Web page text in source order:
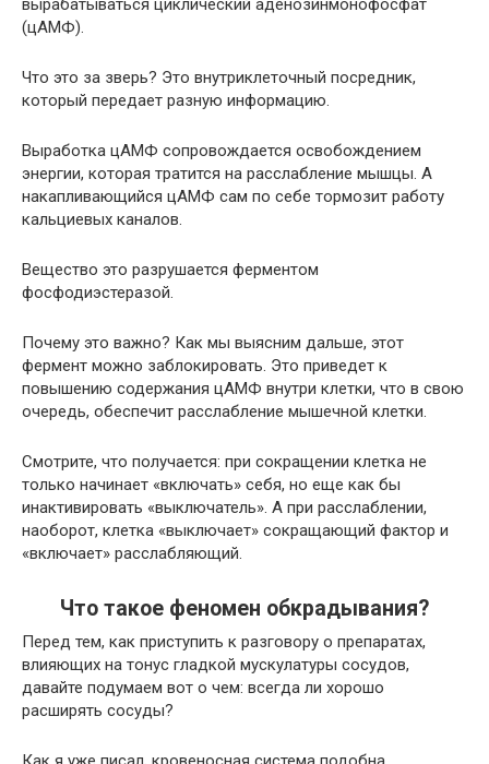
вырабатываться циклический аденозинмонофосфат
(цАМФ).
Что это за зверь? Это внутриклеточный посредник,
который передает разную информацию.
Выработка цАМФ сопровождается освобождением
энергии, которая тратится на расслабление мышцы. А
накапливающийся цАМФ сам по себе тормозит работу
кальциевых каналов.
Вещество это разрушается ферментом
фосфодиэстеразой.
Почему это важно? Как мы выясним дальше, этот
фермент можно заблокировать. Это приведет к
повышению содержания цАМФ внутри клетки, что в свою
очередь, обеспечит расслабление мышечной клетки.
Смотрите, что получается: при сокращении клетка не
только начинает «включать» себя, но еще как бы
инактивировать «выключатель». А при расслаблении,
наоборот, клетка «выключает» сокращающий фактор и
«включает» расслабляющий.
Что такое феномен обкрадывания?
Перед тем, как приступить к разговору о препаратах,
влияющих на тонус гладкой мускулатуры сосудов,
давайте подумаем вот о чем: всегда ли хорошо
расширять сосуды?